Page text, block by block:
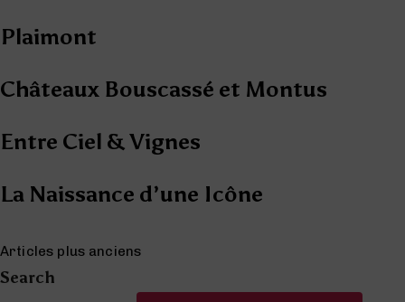
Plaimont
Châteaux Bouscassé et Montus
Entre Ciel & Vignes
La Naissance d’une Icône
Navigation des articles
Articles plus anciens
Search